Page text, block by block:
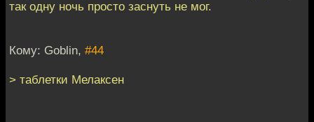
так одну ночь просто заснуть не мог.
Кому: Goblin, #44
> таблетки Мелаксен